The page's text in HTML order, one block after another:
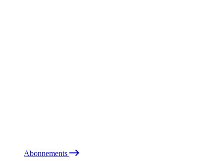
Abonnements